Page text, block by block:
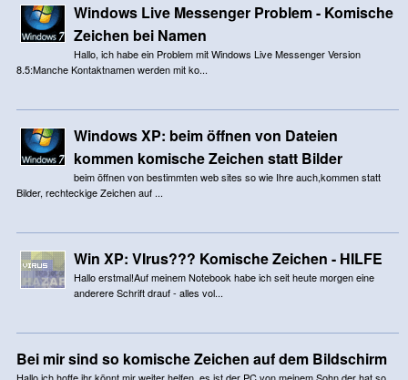
Windows Live Messenger Problem - Komische
Zeichen bei Namen
Hallo, ich habe ein Problem mit Windows Live Messenger Version
8.5:Manche Kontaktnamen werden mit ko...
Windows XP: beim öffnen von Dateien
kommen komische Zeichen statt Bilder
beim öffnen von bestimmten web sites so wie Ihre auch,kommen statt
Bilder, rechteckige Zeichen auf ...
Win XP: VIrus??? Komische Zeichen - HILFE
Hallo erstmal!Auf meinem Notebook habe ich seit heute morgen eine
anderere Schrift drauf - alles vol...
Bei mir sind so komische Zeichen auf dem Bildschirm
Hallo,ich hoffe ihr könnt mir weiter helfen, es ist der PC von meinem Sohn der hat so